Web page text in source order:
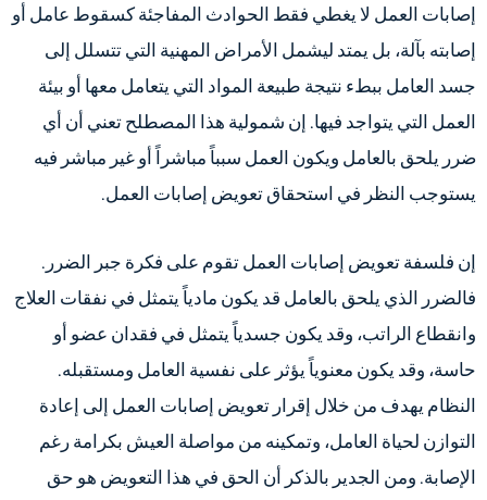
إصابات العمل لا يغطي فقط الحوادث المفاجئة كسقوط عامل أو
إصابته بآلة، بل يمتد ليشمل الأمراض المهنية التي تتسلل إلى
جسد العامل ببطء نتيجة طبيعة المواد التي يتعامل معها أو بيئة
العمل التي يتواجد فيها. إن شمولية هذا المصطلح تعني أن أي
ضرر يلحق بالعامل ويكون العمل سبباً مباشراً أو غير مباشر فيه
يستوجب النظر في استحقاق تعويض إصابات العمل.
إن فلسفة تعويض إصابات العمل تقوم على فكرة جبر الضرر.
فالضرر الذي يلحق بالعامل قد يكون مادياً يتمثل في نفقات العلاج
وانقطاع الراتب، وقد يكون جسدياً يتمثل في فقدان عضو أو
حاسة، وقد يكون معنوياً يؤثر على نفسية العامل ومستقبله.
النظام يهدف من خلال إقرار تعويض إصابات العمل إلى إعادة
التوازن لحياة العامل، وتمكينه من مواصلة العيش بكرامة رغم
الإصابة. ومن الجدير بالذكر أن الحق في هذا التعويض هو حق